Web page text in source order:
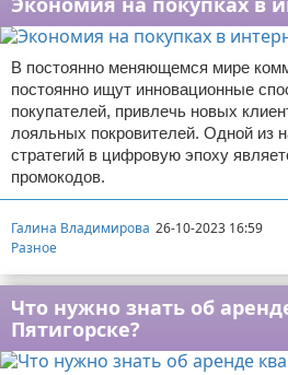
В постоянно меняющемся мире
постоянно ищут инновационные
покупателей, привлечь новых
лояльных покровителей. Одной из
стратегий в цифровую эпоху
промокодов.
Галина Владимирова 26-10-2023 16:59
Разное
Что нужно знать об
Пятигорске?